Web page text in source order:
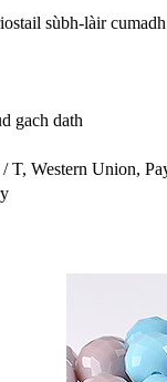
sùbh-làir
gach dath
T, Western Union,